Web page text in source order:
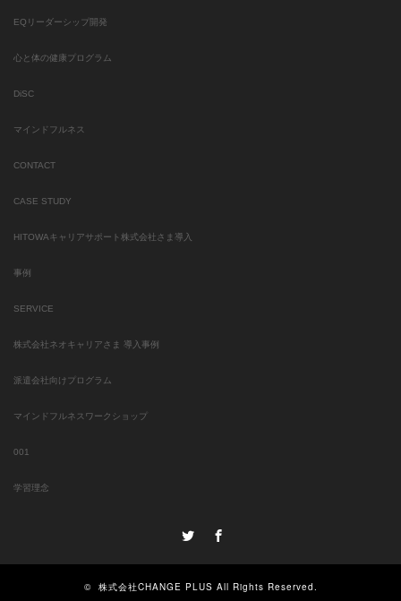
EQリーダーシップ開発
心と体の健康プログラム
DiSC
マインドフルネス
CONTACT
CASE STUDY
HITOWAキャリアサポート株式会社さま導入
事例
SERVICE
株式会社ネオキャリアさま 導入事例
派遣会社向けプログラム
マインドフルネスワークショップ
001
学習理念
© 株式会社CHANGE PLUS All Rights Reserved.